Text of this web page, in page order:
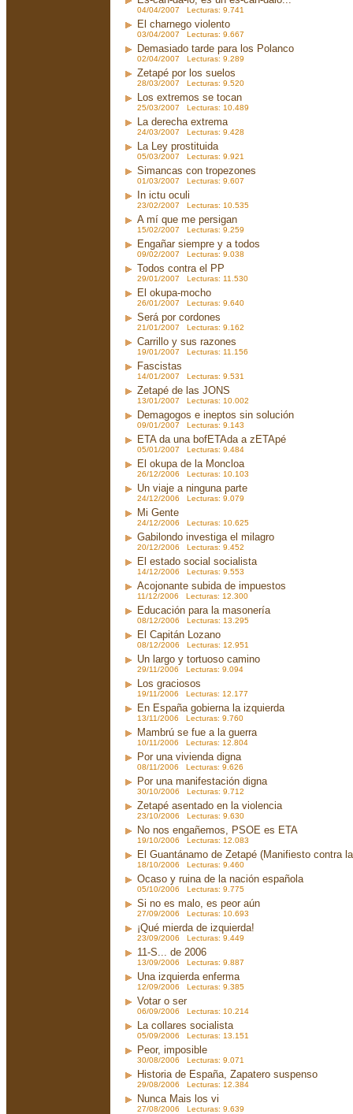
04/04/2007 Lecturas: 9.741
El charnego violento
03/04/2007 Lecturas: 9.667
Demasiado tarde para los Polanco
02/04/2007 Lecturas: 9.289
Zetapé por los suelos
28/03/2007 Lecturas: 9.520
Los extremos se tocan
25/03/2007 Lecturas: 10.489
La derecha extrema
24/03/2007 Lecturas: 9.428
La Ley prostituida
05/03/2007 Lecturas: 9.921
Simancas con tropezones
01/03/2007 Lecturas: 9.607
In ictu oculi
23/02/2007 Lecturas: 10.535
A mí que me persigan
15/02/2007 Lecturas: 9.259
Engañar siempre y a todos
09/02/2007 Lecturas: 9.038
Todos contra el PP
29/01/2007 Lecturas: 11.530
El okupa-mocho
26/01/2007 Lecturas: 9.640
Será por cordones
21/01/2007 Lecturas: 9.162
Carrillo y sus razones
19/01/2007 Lecturas: 11.156
Fascistas
14/01/2007 Lecturas: 9.531
Zetapé de las JONS
13/01/2007 Lecturas: 10.002
Demagogos e ineptos sin solución
09/01/2007 Lecturas: 9.143
ETA da una bofETAda a zETApé
05/01/2007 Lecturas: 9.484
El okupa de la Moncloa
26/12/2006 Lecturas: 10.103
Un viaje a ninguna parte
24/12/2006 Lecturas: 9.079
Mi Gente
24/12/2006 Lecturas: 10.625
Gabilondo investiga el milagro
20/12/2006 Lecturas: 9.452
El estado social socialista
14/12/2006 Lecturas: 9.553
Acojonante subida de impuestos
11/12/2006 Lecturas: 12.300
Educación para la masonería
08/12/2006 Lecturas: 13.295
El Capitán Lozano
08/12/2006 Lecturas: 12.951
Un largo y tortuoso camino
29/11/2006 Lecturas: 9.094
Los graciosos
19/11/2006 Lecturas: 12.177
En España gobierna la izquierda
13/11/2006 Lecturas: 9.760
Mambrú se fue a la guerra
10/11/2006 Lecturas: 12.804
Por una vivienda digna
08/11/2006 Lecturas: 9.626
Por una manifestación digna
30/10/2006 Lecturas: 9.712
Zetapé asentado en la violencia
23/10/2006 Lecturas: 9.630
No nos engañemos, PSOE es ETA
19/10/2006 Lecturas: 12.083
El Guantánamo de Zetapé (Manifiesto contra
18/10/2006 Lecturas: 9.460
Ocaso y ruina de la nación española
05/10/2006 Lecturas: 9.775
Si no es malo, es peor aún
27/09/2006 Lecturas: 10.693
¡Qué mierda de izquierda!
23/09/2006 Lecturas: 9.449
11-S... de 2006
13/09/2006 Lecturas: 9.887
Una izquierda enferma
12/09/2006 Lecturas: 9.385
Votar o ser
06/09/2006 Lecturas: 10.214
La collares socialista
05/09/2006 Lecturas: 13.151
Peor, imposible
30/08/2006 Lecturas: 9.071
Historia de España, Zapatero suspenso
29/08/2006 Lecturas: 12.384
Nunca Mais los vi
27/08/2006 Lecturas: 9.639